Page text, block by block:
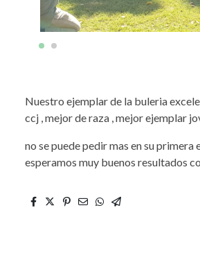
Nuestro ejemplar de la buleria
ccj , mejor de raza , mejor ejemplar
no se puede pedir mas en su primera
esperamos muy buenos resultados